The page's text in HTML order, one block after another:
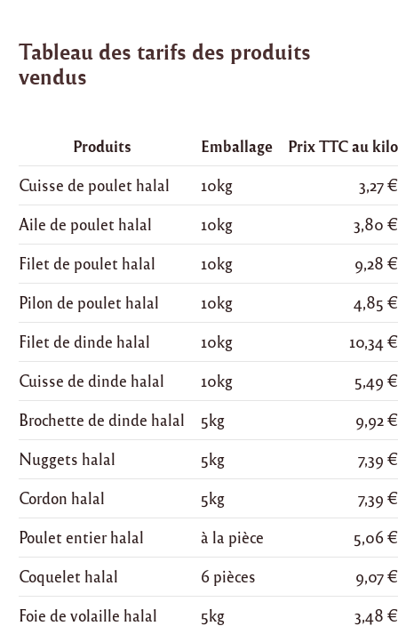
Tableau des tarifs des produits
vendus
Produits Emballage Prix TTC au kilo
Cuisse de poulet halal 10kg
3,27 €
Aile de poulet halal
10kg
3,80 €
Filet de poulet halal
10kg
9,28 €
Pilon de poulet halal
10kg
4,85 €
Filet de dinde halal
10kg
10,34 €
Cuisse de dinde halal
10kg
5,49 €
Brochette de dinde halal
5kg
9,92 €
Nuggets halal
5kg
7,39 €
Cordon halal
5kg
7,39 €
Poulet entier halal
à la pièce
5,06 €
Coquelet halal
6 pièces
9,07 €
Foie de volaille halal
5kg
3,48 €